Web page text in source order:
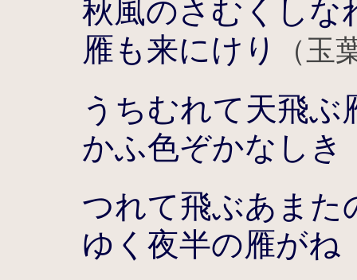
秋風のさむくしな
雁も来にけり
（玉
うちむれて天飛
かふ色ぞかなしき
つれて飛ぶあまた
ゆく夜半の雁がね